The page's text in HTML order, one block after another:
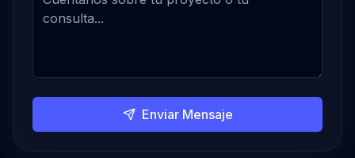
Enviar Mensaje